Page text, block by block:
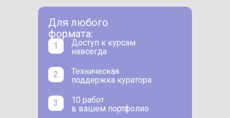
10 работ
в вашем портфолио
Для любого
формата:
Доступ к курсам
навсегда
3
Техническая
поддержка куратора
1
2